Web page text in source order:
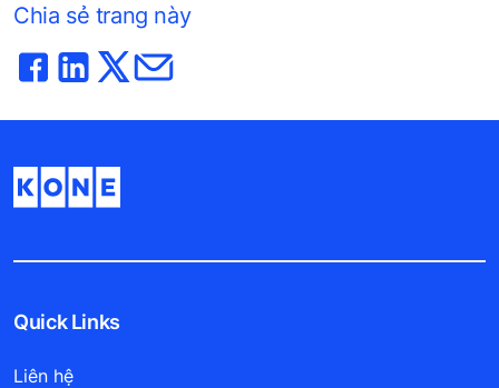
Chia sẻ trang này
Quick Links
Liên hệ